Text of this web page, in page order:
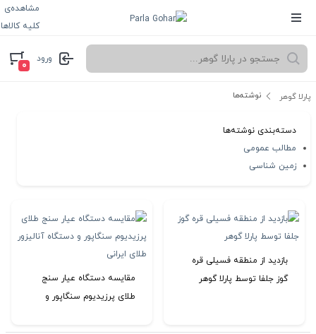
مشاهده‌ی
کلیه کالاها
ورود
۰
پارلا گوهر نوشته‌ها
دسته‌بندی نوشته‌ها
مطالب عمومی
زمین شناسی
بازدید از منطقه فسیلی قره
گوز جلفا توسط پارلا گوهر
مقایسه دستگاه عیار سنج
طلای پرزیدیوم سنگاپور و